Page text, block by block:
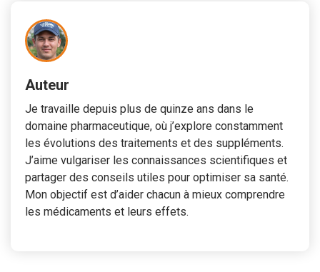
Auteur
Je travaille depuis plus de quinze ans dans le
domaine pharmaceutique, où j’explore constamment
les évolutions des traitements et des suppléments.
J’aime vulgariser les connaissances scientifiques et
partager des conseils utiles pour optimiser sa santé.
Mon objectif est d’aider chacun à mieux comprendre
les médicaments et leurs effets.